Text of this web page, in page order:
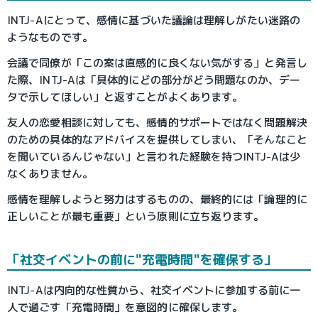
INTJ-Aにとって、感情に基づいた議論は理解しがたい迷路の
ようなものです。
会議で同僚が「この案は直感的に良くない気がする」と発言し
た際、INTJ-Aは「具体的にどの部分がどう問題なのか、デー
タで示してほしい」と返すことがよくあります。
友人の恋愛相談に対しても、感情的サポートではなく問題解決
のための具体的なアドバイスを提供してしまい、「そんなこと
を聞いているんじゃない」と言われた経験を持つINTJ-Aは少
なくありません。
感情を理解しようと努力はするものの、最終的には「論理的に
正しいことが最も重要」という原則に立ち返ります。
「社交イベントの前に"充電時間"を確保する」
INTJ-Aは内向的な性質から、社交イベントに参加する前に一
人で過ごす「充電時間」を意図的に確保します。